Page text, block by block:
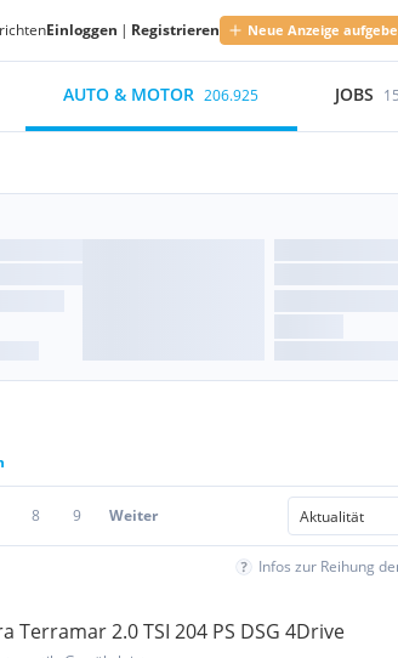
Einloggen | Registrieren Neue Anzeige
AUTO & MOTOR 206.925 JOBS
8 9 Weiter
Infos zur Reihung
Terramar 2.0 TSI 204 PS DSG 4Drive